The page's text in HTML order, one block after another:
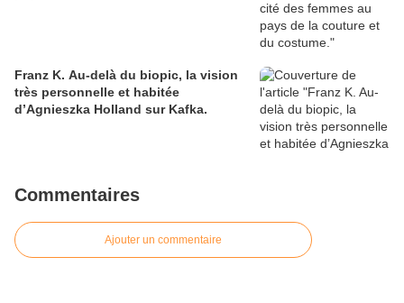
Franz K. Au-delà du biopic, la vision
très personnelle et habitée
d’Agnieszka Holland sur Kafka.
Commentaires
Ajouter un commentaire